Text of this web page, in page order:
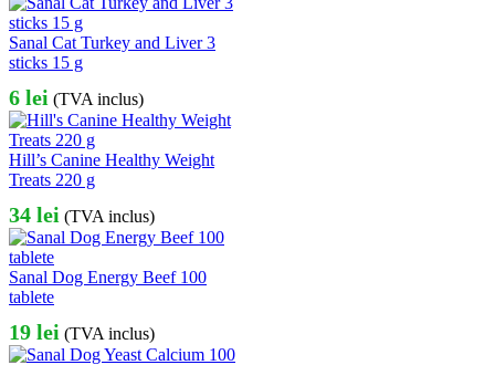
Sanal Cat Turkey and Liver 3
sticks 15 g
6 lei (TVA inclus)
Hill’s Canine Healthy Weight
Treats 220 g
34 lei (TVA inclus)
Sanal Dog Energy Beef 100
tablete
19 lei (TVA inclus)